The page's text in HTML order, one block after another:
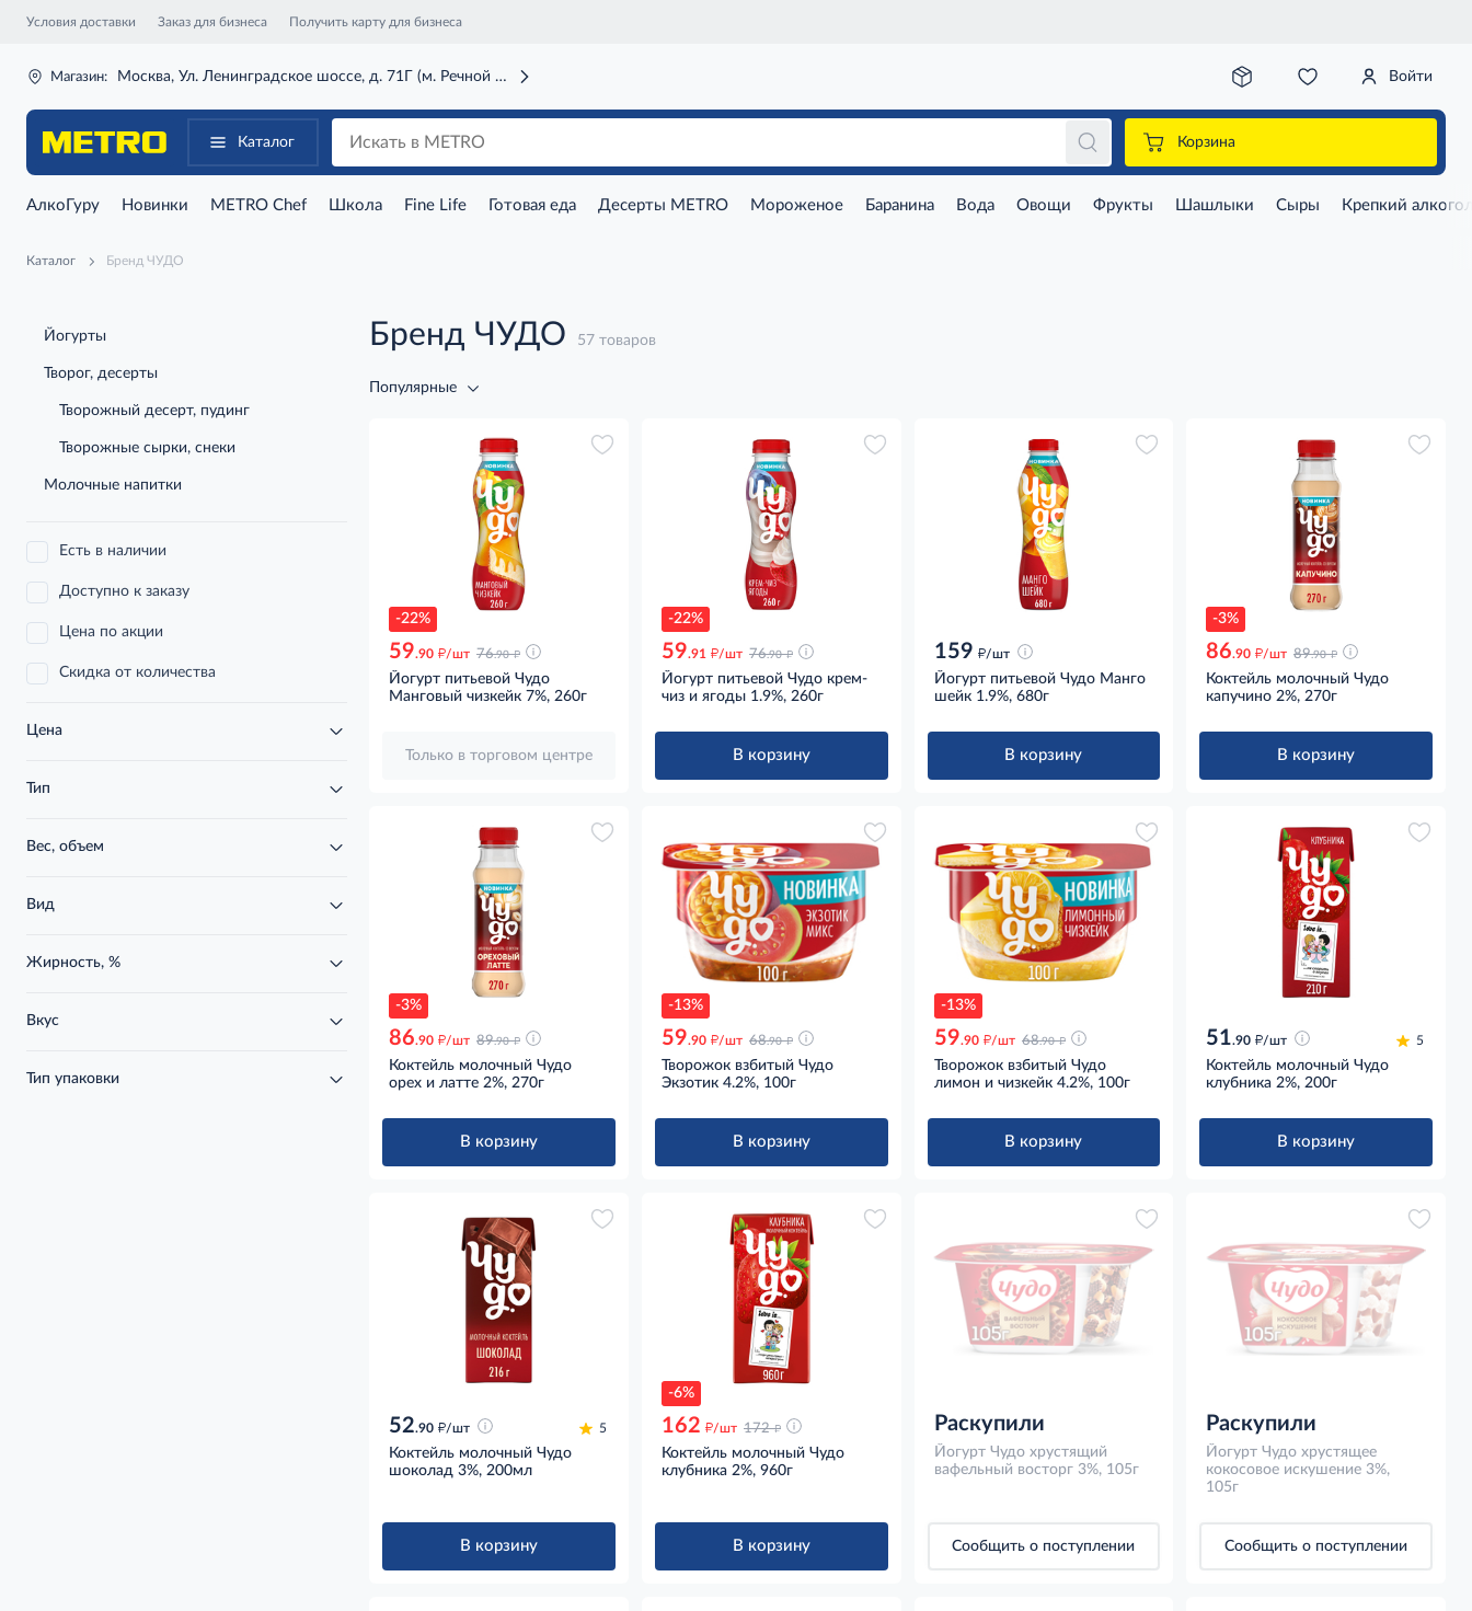
Условия доставки Заказ для бизнеса Получить карту для бизнеса
Магазин: Москва, Ул. Ленинградское шоссе, д. 71Г (м. Речной вокзал) Войти
Каталог Корзина
АлкоГуру Новинки METRO Chef Школа Fine Life Готовая еда Десерты METRO Мороженое Баранина Вода Овощи Фрукты Шашлыки Сыры Крепкий
Каталог Бренд ЧУДО
Йогурты
Творог, десерты
Творожный десерт, пудинг
Творожные сырки, снеки
Молочные напитки
Есть в наличии
Доступно к заказу
Цена по акции
Скидка от количества
Цена
Тип
Вес, объем
Вид
Жирность, %
Вкус
Тип упаковки
Бренд ЧУДО 57 товаров
Популярные
-22%
59.90 д/шт 76.90 д
Йогурт питьевой Чудо
Манговый чизкейк 7%, 260г
Только в торговом центре
-22%
59.91 д/шт 76.90 д
Йогурт питьевой Чудо крем-
чиз и ягоды 1.9%, 260г
В корзину
159 д/шт
Йогурт питьевой Чудо Манго
шейк 1.9%, 680г
В корзину
-3%
86.90 д/шт 89.90 д
Коктейль молочный Чудо
капучино 2%, 270г
В корзину
-3%
86.90 д/шт 89.90 д
Коктейль молочный Чудо
орех и латте 2%, 270г
В корзину
-13%
59.90 д/шт 68.90 д
Творожок взбитый Чудо
Экзотик 4.2%, 100г
В корзину
-13%
59.90 д/шт 68.90 д
Творожок взбитый Чудо
лимон и чизкейк 4.2%, 100г
В корзину
51.90 д/шт 5
Коктейль молочный Чудо
клубника 2%, 200г
В корзину
52.90 д/шт 5
Коктейль молочный Чудо
шоколад 3%, 200мл
В корзину
-6%
162 д/шт 172 д
Коктейль молочный Чудо
клубника 2%, 960г
В корзину
Раскупили
Йогурт Чудо хрустящий
вафельный восторг 3%, 105г
Сообщить о поступлении
Раскупили
Йогурт Чудо хрустящее
кокосовое искушение 3%,
105г
Сообщить о поступлении